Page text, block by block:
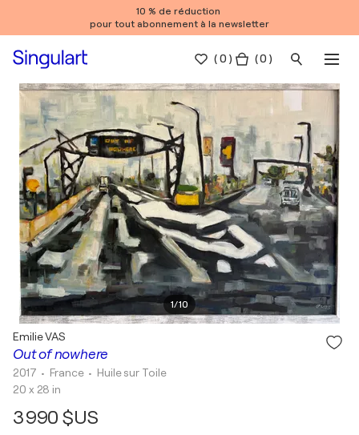
10 % de réduction
pour tout abonnement à la newsletter
(0 ) ( 0 )
1/10
Out of nowhere
Emilie VAS
2017 • France • Huile sur Toile
20 x 28 in
3 990 $US